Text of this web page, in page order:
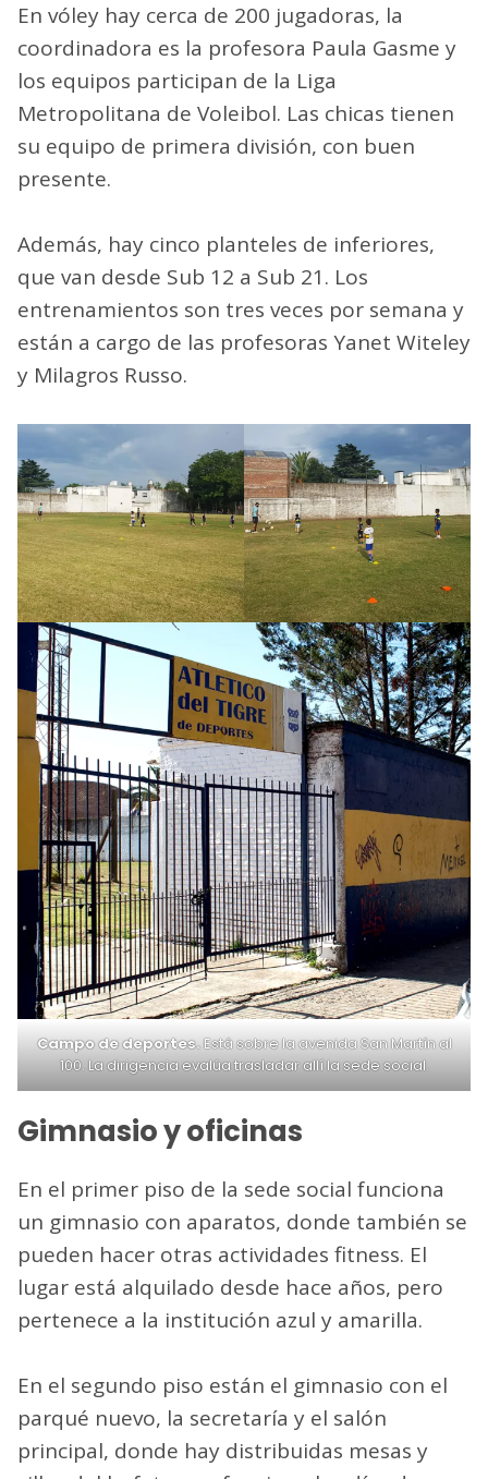
En vóley hay cerca de 200 jugadoras, la
coordinadora es la profesora Paula Gasme y
los equipos participan de la Liga
Metropolitana de Voleibol. Las chicas tienen
su equipo de primera división, con buen
presente.
Además, hay cinco planteles de inferiores,
que van desde Sub 12 a Sub 21. Los
entrenamientos son tres veces por semana y
están a cargo de las profesoras Yanet Witeley
y Milagros Russo.
Campo de deportes.Está sobre la avenida San Martín al
100. La dirigencia evalúa trasladar allí la sede social.
Gimnasio y oficinas
En el primer piso de la sede social funciona
un gimnasio con aparatos, donde también se
pueden hacer otras actividades fitness. El
lugar está alquilado desde hace años, pero
pertenece a la institución azul y amarilla.
En el segundo piso están el gimnasio con el
parqué nuevo, la secretaría y el salón
principal, donde hay distribuidas mesas y